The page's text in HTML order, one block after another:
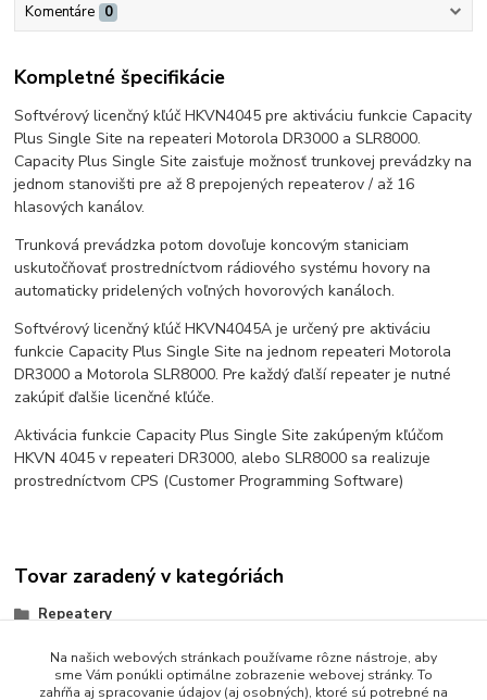
Komentáre 0
Kompletné špecifikácie
Softvérový licenčný kľúč HKVN4045 pre aktiváciu funkcie Capacity
Plus Single Site na repeateri Motorola DR3000 a SLR8000.
Capacity Plus Single Site zaisťuje možnosť trunkovej prevádzky na
jednom stanovišti pre až 8 prepojených repeaterov / až 16
hlasových kanálov.
Trunková prevádzka potom dovoľuje koncovým staniciam
uskutočňovať prostredníctvom rádiového systému hovory na
automaticky pridelených voľných hovorových kanáloch.
Softvérový licenčný kľúč HKVN4045A je určený pre aktiváciu
funkcie Capacity Plus Single Site na jednom repeateri Motorola
DR3000 a Motorola SLR8000. Pre každý ďalší repeater je nutné
zakúpiť ďalšie licenčné kľúče.
Aktivácia funkcie Capacity Plus Single Site zakúpeným kľúčom
HKVN 4045 v repeateri DR3000, alebo SLR8000 sa realizuje
prostredníctvom CPS (Customer Programming Software)
Tovar zaradený v kategóriách
Repeatery
Na našich webových stránkach používame rôzne nástroje, aby
sme Vám ponúkli optimálne zobrazenie webovej stránky. To
zahŕňa aj spracovanie údajov (aj osobných), ktoré sú potrebné na